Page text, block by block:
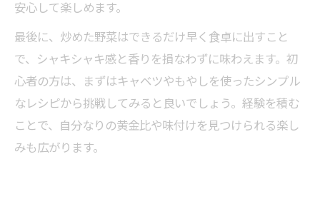
安心して楽しめます。
最後に、炒めた野菜はできるだけ早く食卓に出すこと
で、シャキシャキ感と香りを損なわずに味わえます。初
心者の方は、まずはキャベツやもやしを使ったシンプル
なレシピから挑戦してみると良いでしょう。経験を積む
ことで、自分なりの黄金比や味付けを見つけられる楽し
みも広がります。